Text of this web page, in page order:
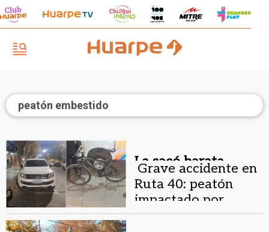
peatón embestido
La sacó barata.
Grave accidente en
Ruta 40: peatón
impactado por
camioneta